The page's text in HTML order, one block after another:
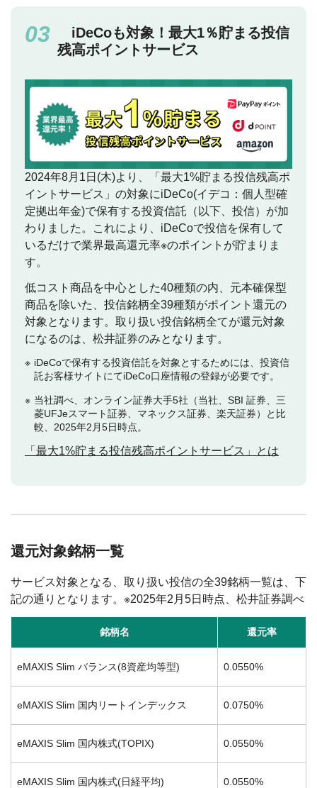
iDeCoも対象！最大1％貯まる投信
残高ポイントサービス
2024年8月1日(木)より、「最大1%貯まる投信残高ポ
イントサービス」の対象にiDeCo(イデコ：個人型確
定拠出年金)で保有する投資信託（以下、投信）が加
わりました。これにより、iDeCoで投信を保有して
いるだけで業界最高還元率※のポイントが貯まりま
す。
低コスト商品を中心とした40種類の内、元本確保型
商品を除いた、投信銘柄全39種類がポイント還元の
対象となります。取り扱い投信銘柄全てが還元対象
になるのは、松井証券のみとなります。
iDeCoで保有する投資信託を対象とするためには、投資信
託お客様サイトにてiDeCo口座情報の登録が必要です。
当社調べ、オンライン証券大手5社（当社、SBI 証券、三
菱UFJeスマート証券、マネックス証券、楽天証券）と比
較、2025年2月5日時点。
「最大1%貯まる投信残高ポイントサービス」とは
還元対象銘柄一覧
サービス対象となる、取り扱い投信の全39銘柄一覧は、下
記の通りとなります。※2025年2月5日時点、松井証券調べ
銘柄名 還元率
eMAXIS Slim バランス(8資産均等型) 0.0550%
eMAXIS Slim 国内リートインデックス 0.0750%
eMAXIS Slim 国内株式(TOPIX) 0.0550%
eMAXIS Slim 国内株式(日経平均) 0.0550%